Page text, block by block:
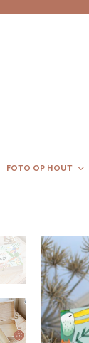
FOTO OP HOUT